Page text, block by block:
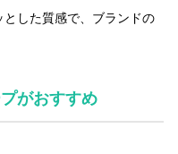
した質感で、ブランドの
がおすすめ